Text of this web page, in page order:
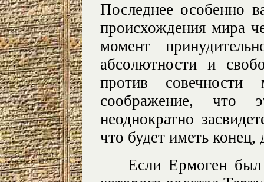
Последнее особенно
происхождения мира
момент
абсолютности и
против совечности
соображение, что
неоднократно
что будет иметь
Если Ермоген